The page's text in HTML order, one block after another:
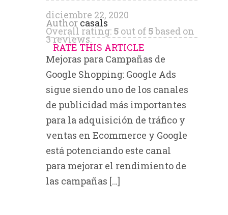
diciembre 22, 2020
Author casals
Overall rating: 5 out of 5based on
3reviews.
RATE THIS ARTICLE
Mejoras para Campañas de
Google Shopping: Google Ads
sigue siendo uno de los canales
de publicidad más importantes
para la adquisición de tráfico y
ventas en Ecommerce y Google
está potenciando este canal
para mejorar el rendimiento de
las campañas […]